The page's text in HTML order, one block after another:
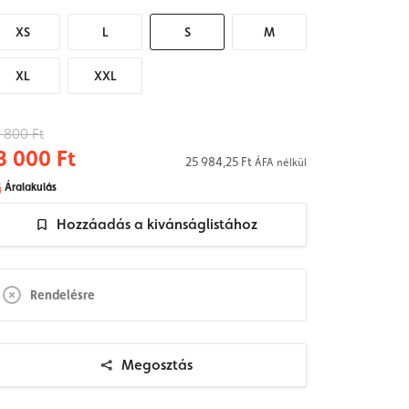
XS L S M
XL XXL
800 Ft
000 Ft 25 984,25 Ft ÁFA nélkül
Áralakulás
Hozzáadás a kivánságlistához
Rendelésre
Megosztás